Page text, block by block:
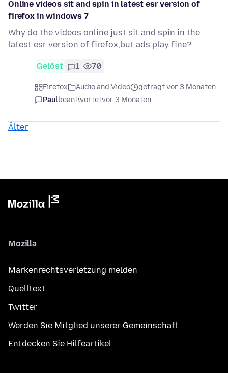
Online videos sit and spin in latest esr version of
firefox in windows 7
Why do the videos online just sit and spin in the
latest esr version of firefox,but ads play fine?
Gelöst 1 70
Firefox Audio and Video
gefragt vor 3 Monaten
Paulbeantwortetvor 3 Monaten
Älter
Mozilla
Markenrechtsverletzung melden
Quelltext
Twitter
Werden Sie Mitglied unserer Gemeinschaft
Entdecken Sie Hilfeartikel